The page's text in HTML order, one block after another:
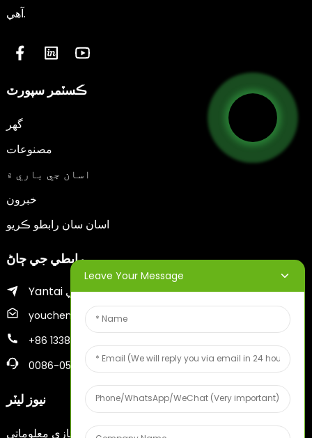
آهي.
ڪسٽمر سپورٽ
گھر
مصنوعات
اسان جي باري ۾
خبرون
اسان سان رابطو ڪريو
رابطي جي ڄاڻ
Yantai شهر جي Zhifu ضلعو
youcheng@ytscreenprinter.com
+86 13386383930
0086-05356730996
نيوز ليٽر
پنهنجو اي ميل داخل ڪريو ۽ اسان توهان کي تازي معلوماتي
Leave Your Message